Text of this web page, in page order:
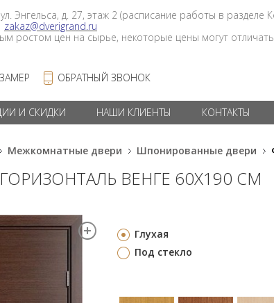
Энгельса, д. 27, этаж 2 (расписание работы в разделе
zakaz@dverigrand.ru
ростом цен на сырье, некоторые цены могут
ОБРАТНЫЙ ЗВОНОК
И СКИДКИ НАШИ КЛИЕНТЫ КОНТАКТЫ
Межкомнатные двери Шпонированные двери
ВЕНГЕ 60Х190 СМ
Глухая
Под стекло